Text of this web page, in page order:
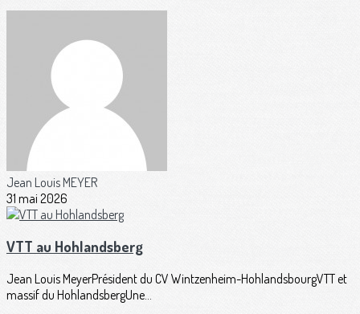
Jean Louis MEYER
31 mai 2026
VTT au Hohlandsberg
Jean Louis MeyerPrésident du CV Wintzenheim-HohlandsbourgVTT et
massif du HohlandsbergUne...